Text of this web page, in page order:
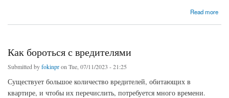
Read more
about Юридические услуги в Краснодаре – качественная правовая помощь
Как бороться с вредителями
Submitted byfokinpron Tue, 07/11/2023 - 21:25
Существует большое количество вредителей, обитающих в
квартире, и чтобы их перечислить, потребуется много времени.